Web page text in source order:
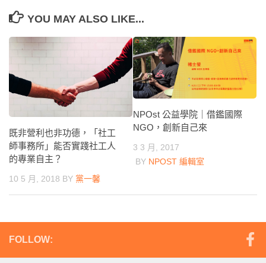
YOU MAY ALSO LIKE...
既非營利也非功德，「社工
師事務所」能否實踐社工人
的專業自主？
10 5 月, 2018 BY 黨一馨
NPOst 公益學院｜借鑑國際
NGO，創新自己來
3 3 月, 2017
BY NPOST 編輯室
FOLLOW: